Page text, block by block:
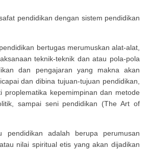
pendidikan dengan sistem pendidikan
bertugas merumuskan alat-alat,
teknik-teknik dan atau pola-pola
dan pengajaran yang makna akan
dan dibina tujuan-tujuan pendidikan,
proplematika kepemimpinan dan metode
sampai seni pendidikan (The Art of
pendidikan adalah berupa perumusan
nilai spiritual etis yang akan dijadikan